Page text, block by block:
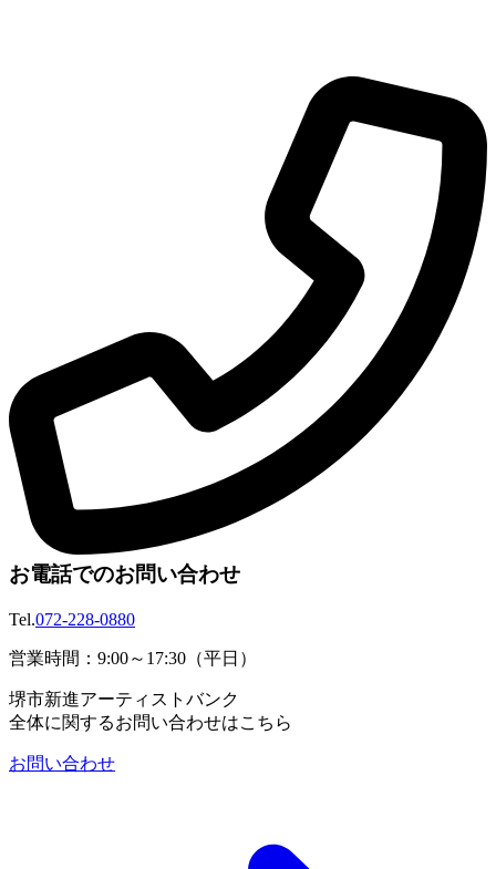
お電話でのお問い合わせ
Tel.072-228-0880
営業時間：9:00～17:30（平日）
堺市新進アーティストバンク
全体に関するお問い合わせはこちら
お問い合わせ